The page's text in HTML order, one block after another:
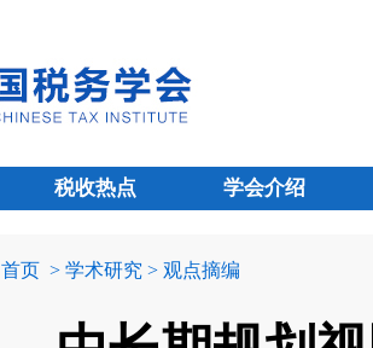
税收热点 学会介绍
首页 > 学术研究 > 观点摘编